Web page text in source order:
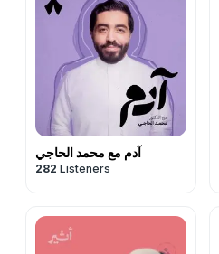
آدم مع محمد الحاجي
282 Listeners